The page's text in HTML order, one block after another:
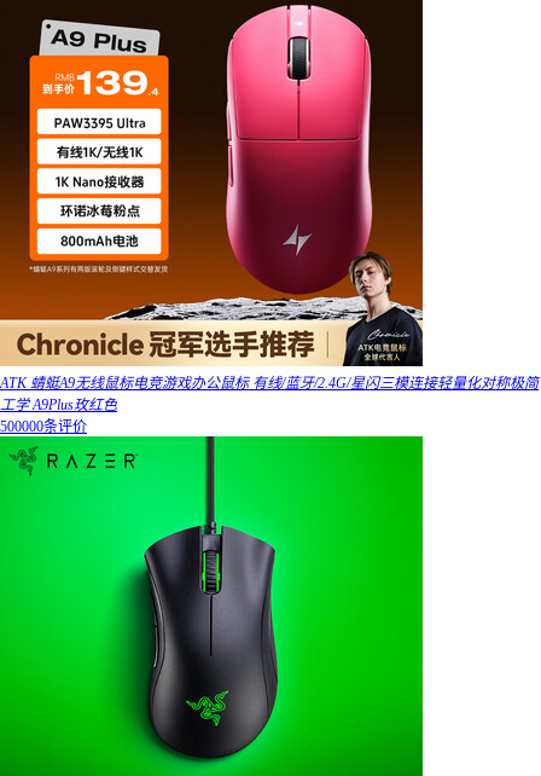
ATK 蜻蜓A9无线鼠标电竞游戏办公鼠标 有线/蓝牙/2.4G/星闪三模连接轻量化对称极简
工学 A9Plus玫红色
500000条评价